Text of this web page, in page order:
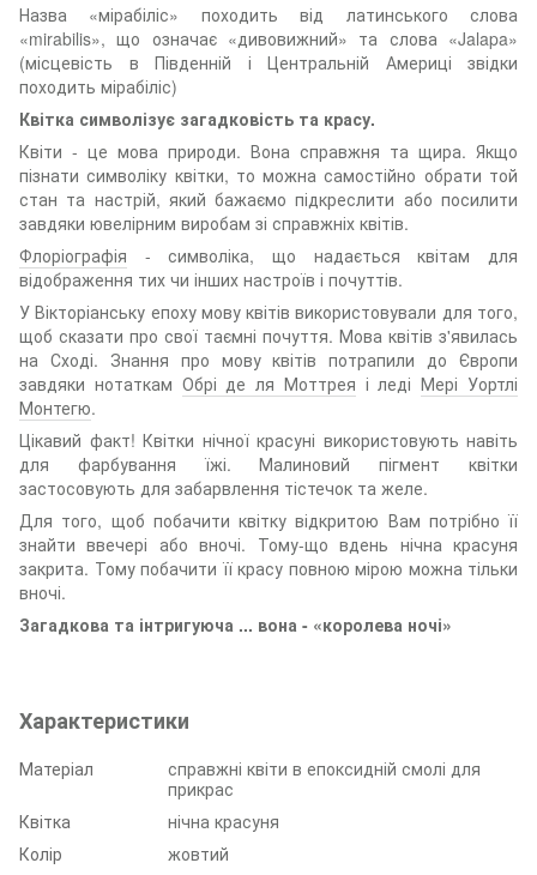
Назва «мірабіліс» походить від латинського слова
«mirabilis», що означає «дивовижний» та слова «Jalapa»
(місцевість в Південній і Центральній Америці звідки
походить мірабіліс)
Квітка символізує загадковість та красу.
Квіти - це мова природи. Вона справжня та щира. Якщо
пізнати символіку квітки, то можна самостійно обрати той
стан та настрій, який бажаємо підкреслити або посилити
завдяки ювелірним виробам зі справжніх квітів.
Флоріографія - символіка, що надається квітам для
відображення тих чи інших настроїв і почуттів.
У Вікторіанську епоху мову квітів використовували для того,
щоб сказати про свої таємні почуття. Мова квітів з'явилась
на Сході. Знання про мову квітів потрапили до Європи
завдяки нотаткам Обрі де ля Моттрея і ледіМері Уортлі
Монтегю.
Цікавий факт! Квітки нічної красуні використовують навіть
для фарбування їжі. Малиновий пігмент квітки
застосовують для забарвлення тістечок та желе.
Для того, щоб побачити квітку відкритою Вам потрібно її
знайти ввечері або вночі. Тому-що вдень нічна красуня
закрита. Тому побачити її красу повною мірою можна тільки
вночі.
Загадкова та інтригуюча ... вона - «королева ночі»
Характеристики
Матеріал
справжні квіти в епоксидній смолі для
прикрас
Квітка
нічна красуня
Колір
жовтий